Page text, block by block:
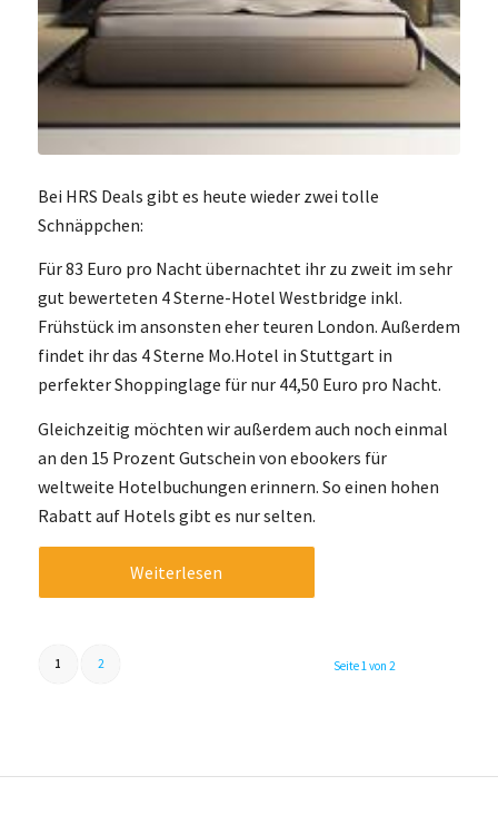
Bei HRS Deals gibt es heute wieder zwei tolle
Schnäppchen:
Für 83 Euro pro Nacht übernachtet ihr zu zweit im sehr
gut bewerteten 4 Sterne-Hotel Westbridge inkl.
Frühstück im ansonsten eher teuren London. Außerdem
findet ihr das 4 Sterne Mo.Hotel in Stuttgart in
perfekter Shoppinglage für nur 44,50 Euro pro Nacht.
Gleichzeitig möchten wir außerdem auch noch einmal
an den 15 Prozent Gutschein von ebookers für
weltweite Hotelbuchungen erinnern. So einen hohen
Rabatt auf Hotels gibt es nur selten.
Weiterlesen
Seite 1 von 2
1 2